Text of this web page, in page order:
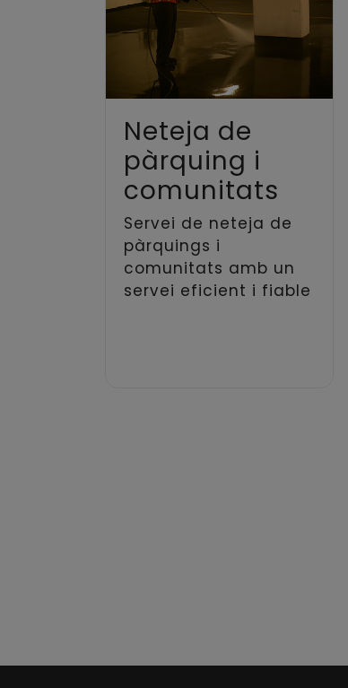
Neteja de
pàrquing i
comunitats
Servei de neteja de
pàrquings i
comunitats amb un
servei eficient i fiable